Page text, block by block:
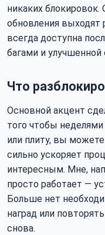
никаких блокировок.
обновления выходят
всегда доступна
багами и
Что
Основной акцент
того чтобы
или плиту, вы
сильно ускоряет
интересным. Мне,
просто работает —
Больше нет
наград или
снова.